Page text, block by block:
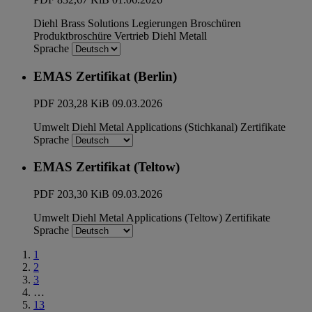
Diehl Brass Solutions Legierungen Broschüren
Produktbroschüre Vertrieb Diehl Metall
Sprache
EMAS Zertifikat (Berlin)
PDF 203,28 KiB 09.03.2026
Umwelt Diehl Metal Applications (Stichkanal) Zertifikate
Sprache
EMAS Zertifikat (Teltow)
PDF 203,30 KiB 09.03.2026
Umwelt Diehl Metal Applications (Teltow) Zertifikate
Sprache
1
2
3
…
13